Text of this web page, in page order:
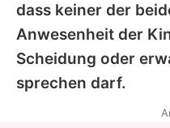
dass keiner der
Anwesenheit der
Scheidung oder
sprechen darf.